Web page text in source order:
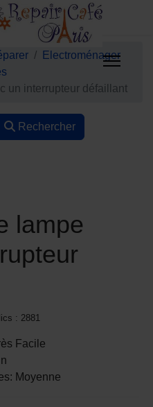
Electroménager
un interrupteur défaillant
Rechercher
lampe
: 2881
Facile
Moyenne